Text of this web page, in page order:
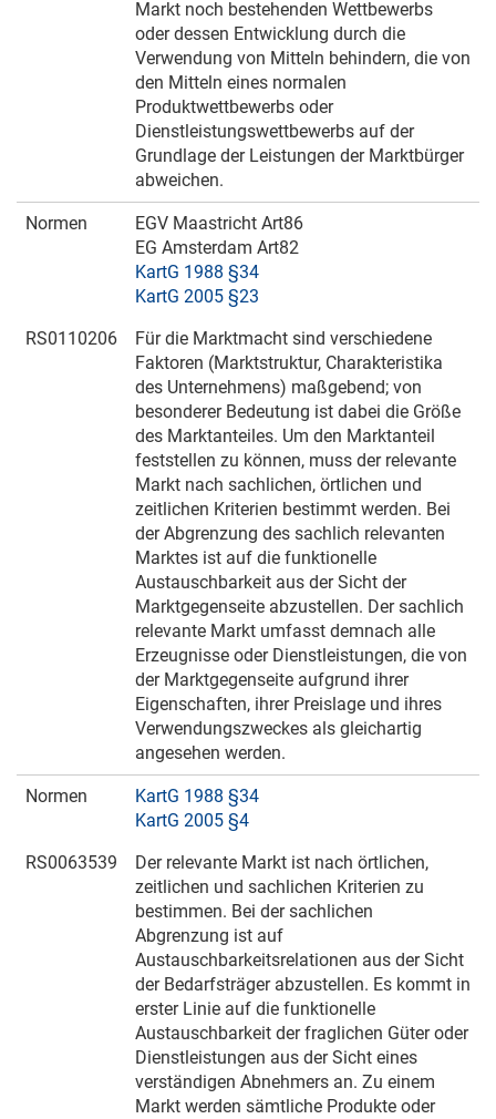
Markt noch bestehenden Wettbewerbs
oder dessen Entwicklung durch die
Verwendung von Mitteln behindern, die von
den Mitteln eines normalen
Produktwettbewerbs oder
Dienstleistungswettbewerbs auf der
Grundlage der Leistungen der Marktbürger
abweichen.
Normen
EGV Maastricht Art86
EG Amsterdam Art82
KartG 1988 §34
KartG 2005 §23
RS0110206
Für die Marktmacht sind verschiedene
Faktoren (Marktstruktur, Charakteristika
des Unternehmens) maßgebend; von
besonderer Bedeutung ist dabei die Größe
des Marktanteiles. Um den Marktanteil
feststellen zu können, muss der relevante
Markt nach sachlichen, örtlichen und
zeitlichen Kriterien bestimmt werden. Bei
der Abgrenzung des sachlich relevanten
Marktes ist auf die funktionelle
Austauschbarkeit aus der Sicht der
Marktgegenseite abzustellen. Der sachlich
relevante Markt umfasst demnach alle
Erzeugnisse oder Dienstleistungen, die von
der Marktgegenseite aufgrund ihrer
Eigenschaften, ihrer Preislage und ihres
Verwendungszweckes als gleichartig
angesehen werden.
Normen
KartG 1988 §34
KartG 2005 §4
RS0063539
Der relevante Markt ist nach örtlichen,
zeitlichen und sachlichen Kriterien zu
bestimmen. Bei der sachlichen
Abgrenzung ist auf
Austauschbarkeitsrelationen aus der Sicht
der Bedarfsträger abzustellen. Es kommt in
erster Linie auf die funktionelle
Austauschbarkeit der fraglichen Güter oder
Dienstleistungen aus der Sicht eines
verständigen Abnehmers an. Zu einem
Markt werden sämtliche Produkte oder